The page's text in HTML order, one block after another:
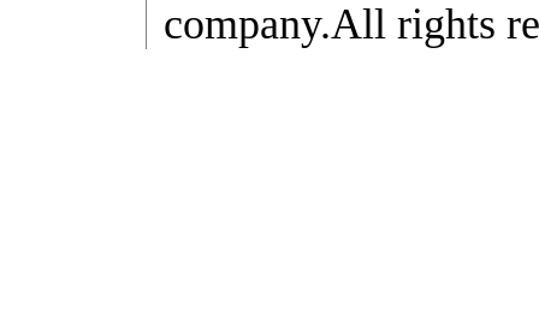
company.All rights